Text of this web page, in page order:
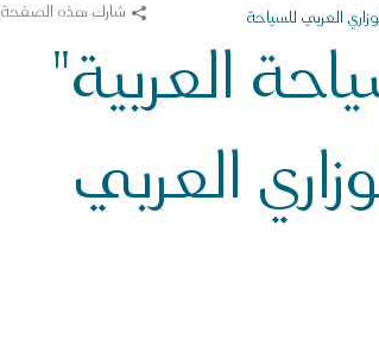
شارك هذه الصفحة
العربية"
العربي